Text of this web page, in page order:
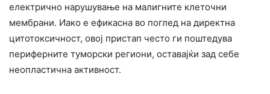
електрично нарушување на малигните клеточни
мембрани. Иако е ефикасна во поглед на директна
цитотоксичност, овој пристап често ги поштедува
периферните туморски региони, оставајќи зад себе
неопластична активност.